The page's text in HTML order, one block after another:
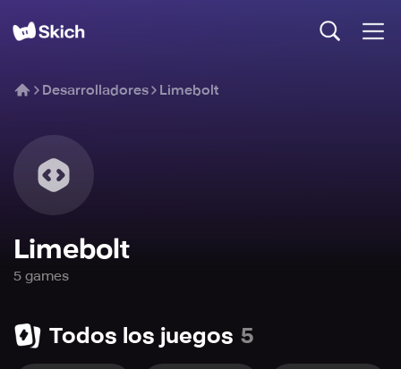
Desarrolladores Limebolt
Limebolt
5 games
Todos los juegos 5